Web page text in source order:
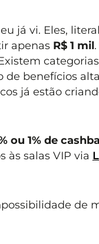
já vi. Eles,
apenas R$ 1 mil
de benefícios
já estão
ou 1% de
às salas VIP via
de